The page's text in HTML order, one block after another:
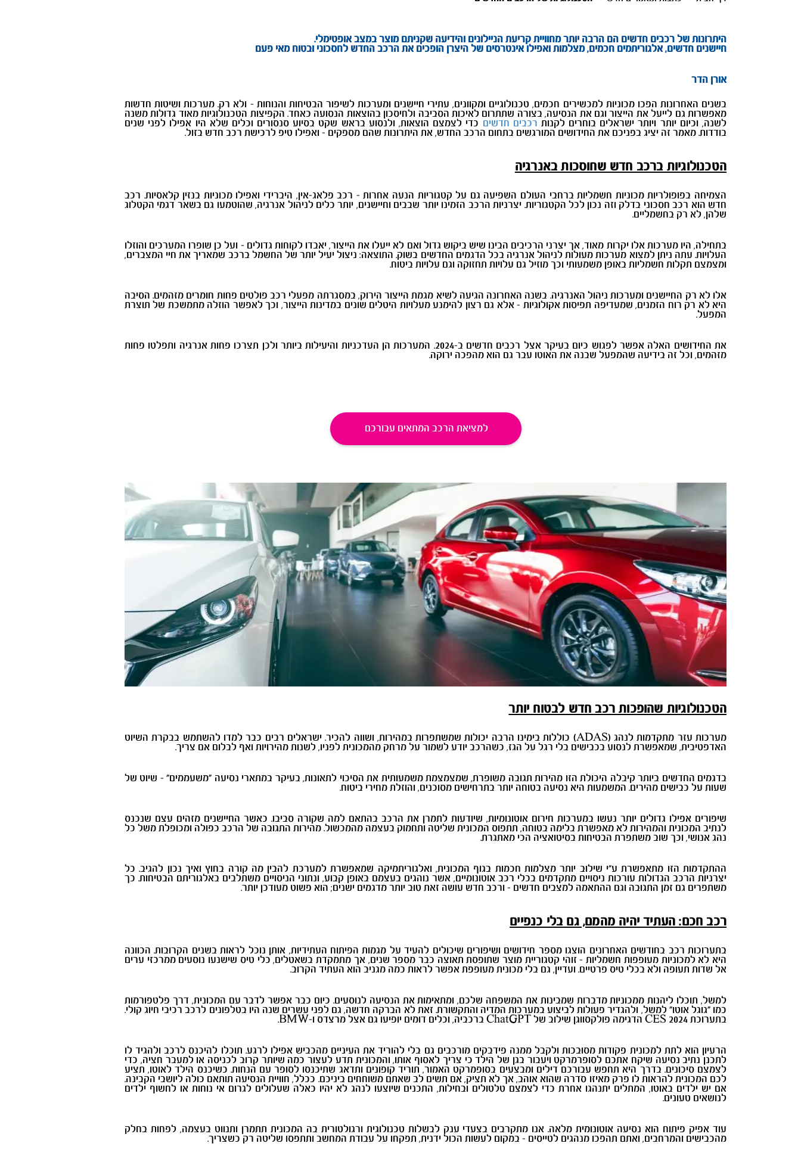
היתרונות של רכבים חדשים הם הרבה יותר מחוויית קריעת הניילונים והידיעה שקניתם מוצר במצב אופטימלי.
חיישנים חדשים, אלגוריתמים חכמים, מצלמות ואפילו אינטרסים של היצרן הופכים את הרכב החדש לחסכוני ובטוח מאי פעם
אורן הדר
בשנים האחרונות הפכו מכוניות למכשירים חכמים, טכנולוגיים ומקוונים, עתירי חיישנים ומערכות לשיפור הבטיחות והנוחות - ולא רק. מערכות ושיטות חדשות
מאפשרות גם לייעל את הייצור וגם את הנסיעה, בצורה שתתרום לאיכות הסביבה ולחיסכון בהוצאות הנסועה כאחד. הקפיצות הטכנולוגיות מאוד גדולות משנה
לשנה, וכיום יותר ויותר ישראלים בוחרים לקנות רכבים חדשים כדי לצמצם הוצאות, ולנסוע בראש שקט בסיוע סנסורים וכלים שלא היו אפילו לפני שנים
בודדות. מאמר זה יציג בפניכם את החידושים המורגשים בתחום הרכב החדש, את היתרונות שהם מספקים - ואפילו טיפ לרכישת רכב חדש בזול.
הטכנולוגיות ברכב חדש שחוסכות באנרגיה
הצמיחה בפופולריות מכוניות חשמליות ברחבי העולם השפיעה גם על קטגוריות הנעה אחרות - רכב פלאג-אין, היברידי ואפילו מכוניות בנזין קלאסיות. רכב
חדש הוא רכב חסכוני בדלק וזה נכון לכל הקטגוריות. יצרניות הרכב הזמינו יותר שבבים וחיישנים, יותר כלים לניהול אנרגיה, שהוטמעו גם בשאר דגמי הקטלוג
שלהן, לא רק בחשמליים.
בתחילה, היו מערכות אלו יקרות מאוד, אך יצרני הרכיבים הבינו שיש ביקוש גדול ואם לא ייעלו את הייצור, יאבדו לקוחות גדולים - ועל כן שופרו המערכים והוזלו
העלויות. עתה ניתן למצוא מערכות מעולות לניהול אנרגיה בכל הדגמים החדשים בשוק. התוצאה: ניצול יעיל יותר של החשמל ברכב שמאריך את חיי המצברים,
ומצמצם תקלות חשמליות באופן משמעותי וכך מוזיל גם עלויות תחזוקה וגם עלויות ביטוח.
אלו לא רק החיישנים ומערכות ניהול האנרגיה. בשנה האחרונה הגיעה לשיא מגמת הייצור הירוק, במסגרתה מפעלי רכב פולטים פחות חומרים מזהמים. הסיבה
היא לא רק רוח הזמנים, שמעדיפה תפיסות אקולוגיות - אלא גם רצון להימנע מעלויות היטלים שונים במדינות הייצור, וכך לאפשר הוזלה מתמשכת של תוצרת
המפעל.
את החידושים האלה אפשר לפגוש כיום בעיקר אצל רכבים חדשים ב-2024. המערכות הן העדכניות והיעילות ביותר ולכן תצרכו פחות אנרגיה ותפלטו פחות
מזהמים, וכל זה בידיעה שהמפעל שבנה את האוטו עבר גם הוא מהפכה ירוקה.
למציאת הרכב המתאים עבורכם
הטכנולוגיות שהופכות רכב חדש לבטוח יותר
מערכות עזר מתקדמות לנהג (ADAS) כוללות בימינו הרבה יכולות שמשתפרות במהירות, ושווה להכיר. ישראלים רבים כבר למדו להשתמש בבקרת השיוט
האדפטיבית, שמאפשרת לנסוע בכבישים בלי רגל על הגז, כשהרכב יודע לשמור על מרחק מהמכונית לפניו, לשנות מהירויות ואף לבלום אם צריך.
בדגמים החדשים ביותר קיבלה היכולת הזו מהירות תגובה משופרת, שמצמצמת משמעותית את הסיכוי לתאונות, בעיקר במתארי נסיעה "משעממים" - שיוט של
שעות על כבישים מהירים. המשמעות היא נסיעה בטוחה יותר בתרחישים מסוכנים, והוזלת מחירי ביטוח.
שיפורים אפילו גדולים יותר נעשו במערכות חירום אוטונומיות, שיודעות לתמרן את הרכב בהתאם למה שקורה סביבו. כאשר החיישנים מזהים עצם שנכנס
לנתיב המכונית והמהירות לא מאפשרת בלימה בטוחה, תתפוס המכונית שליטה ותחמוק בעצמה מהמכשול. מהירות התגובה של הרכב כפולה ומכופלת משל כל
נהג אנושי, וכך שוב משתפרת הבטיחות בסיטואציה הכי מאתגרת.
ההתקדמות הזו מתאפשרת ע"י שילוב יותר מצלמות חכמות בגוף המכונית, ואלגוריתמיקה שמאפשרת למערכת להבין מה קורה בחוץ ואיך נכון להגיב. כל
יצרניות הרכב הגדולות עורכות ניסויים מתקדמים בכלי רכב אוטונומיים, אשר נוהגים בעצמם באופן קבוע, ונתוני הניסויים משתלבים באלגוריתם הבטיחות. כך
משתפרים גם זמן התגובה וגם ההתאמה למצבים חדשים - ורכב חדש עושה זאת טוב יותר מדגמים ישנים; הוא פשוט מעודכן יותר.
רכב חכם: העתיד יהיה מהמם, גם בלי כנפיים
בתערוכות רכב בחודשים האחרונים הוצגו מספר חידושים ושיפורים שיכולים להעיד על מגמות הפיתוח העתידיות, אותן נוכל לראות בשנים הקרובות. הכוונה
היא לא למכוניות מעופפות חשמליות - זוהי קטגוריית מוצר שתופסת תאוצה כבר מספר שנים, אך מתמקדת בשאטלים, כלי טיס שישנעו נוסעים ממרכזי ערים
אל שדות תעופה ולא בכלי טיס פרטיים. ועדיין, גם בלי מכונית מעופפת אפשר לראות כמה מגניב הוא העתיד הקרוב.
למשל, תוכלו ליהנות ממכוניות מדברות שמבינות את המשפחה שלכם, ומתאימות את הנסיעה לנוסעים. כיום כבר אפשר לדבר עם המכונית, דרך פלטפורמות
כמו "גוגל אוטו" למשל, ולהגדיר פעולות לביצוע במערכות המדיה והתקשורת. זאת לא הברקה חדשה, גם לפני עשרים שנה היו בטלפונים לרכב רכיבי חיוג קולי.
בתערוכת CES 2024 הדגימה פולקסווגן שילוב של ChatGPT ברכביה, וכלים דומים יופיעו גם אצל מרצדס ו-BMW.
הרעיון הוא לתת למכונית פקודות מסובכות ולקבל ממנה פידבקים מורכבים גם בלי להוריד את העיניים מהכביש אפילו לרגע. תוכלו להיכנס לרכב ולהגיד לו
לתכנן נתיב נסיעה שיקח אתכם לסופרמרקט ויעבור בגן של הילד כי צריך לאסוף אותו, והמכונית תדע לעצור כמה שיותר קרוב לכניסה או למעבר חציה, כדי
לצמצם סיכונים. בדרך היא תחפש עבורכם דילים ומבצעים בסופמרקט האמור, תוריד קופונים ותדאג שתיכנסו לסופר עם הנחות. כשיכנס הילד לאוטו, תציע
לכם המכונית להראות לו פרק מאיזו סדרה שהוא אוהב, אך לא תציק, אם תשים לב שאתם משוחחים ביניכם. ככלל, חוויית הנסיעה תותאם כולה ליושבי הקבינה.
אם יש ילדים באוטו, המתלים יתנהגו אחרת כדי לצמצם טלטולים ובחילות, התכנים שיוצעו לנהג לא יהיו כאלה שעלולים לגרום אי נוחות או לחשוף ילדים
לנושאים טעונים.
עוד אפיק פיתוח הוא נסיעה אוטונומית מלאה. אנו מתקרבים בצעדי ענק לבשלות טכנולוגית ורגולטורית בה המכונית תתמרן ותנווט בעצמה, לפחות בחלק
מהכבישים והמרחבים, ואתם תהפכו מנהגים לטייסים - במקום לעשות הכול ידנית, תפקחו על עבודת המחשב ותתפסו שליטה רק כשצריך.